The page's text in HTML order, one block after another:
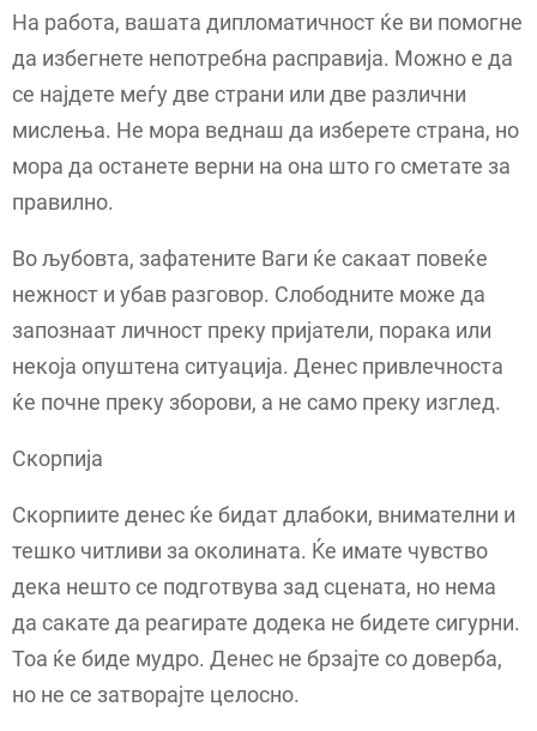
На работа, вашата дипломатичност ќе ви помогне
да избегнете непотребна расправија. Можно е да
се најдете меѓу две страни или две различни
мислења. Не мора веднаш да изберете страна, но
мора да останете верни на она што го сметате за
правилно.
Во љубовта, зафатените Ваги ќе сакаат повеќе
нежност и убав разговор. Слободните може да
запознаат личност преку пријатели, порака или
некоја опуштена ситуација. Денес привлечноста
ќе почне преку зборови, а не само преку изглед.
Скорпија
Скорпиите денес ќе бидат длабоки, внимателни и
тешко читливи за околината. Ќе имате чувство
дека нешто се подготвува зад сцената, но нема
да сакате да реагирате додека не бидете сигурни.
Тоа ќе биде мудро. Денес не брзајте со доверба,
но не се затворајте целосно.